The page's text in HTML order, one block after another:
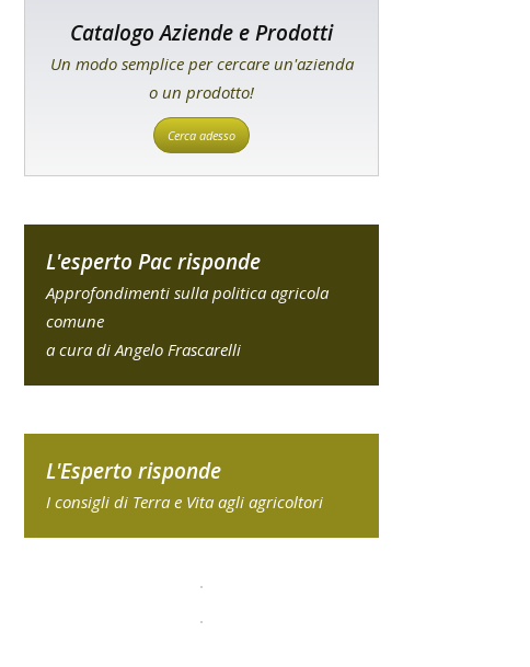
Catalogo Aziende e Prodotti
Un modo semplice per cercare un'azienda
o un prodotto!
Cerca adesso
L'esperto Pac risponde
Approfondimenti sulla politica agricola
comune
a cura di Angelo Frascarelli
L'Esperto risponde
I consigli di Terra e Vita agli agricoltori